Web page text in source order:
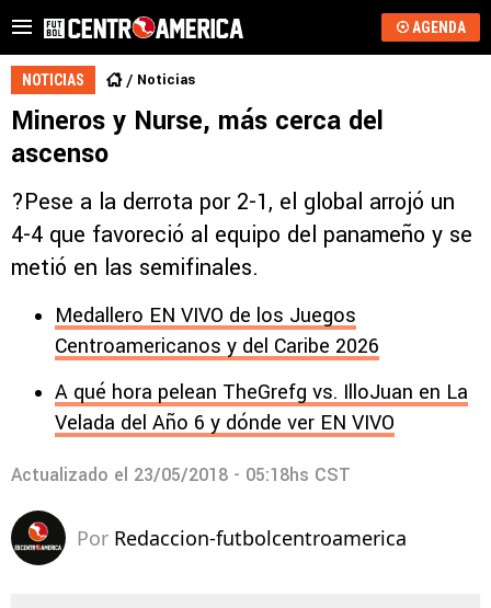
AGENDA
NOTICIAS Noticias
Mineros y Nurse, más cerca del
ascenso
?Pese a la derrota por 2-1, el global arrojó un
4-4 que favoreció al equipo del panameño y se
metió en las semifinales.
Medallero EN VIVO de los Juegos
Centroamericanos y del Caribe 2026
A qué hora pelean TheGrefg vs. IlloJuan en La
Velada del Año 6 y dónde ver EN VIVO
Actualizado el 23/05/2018 - 05:18hs CST
Por Redaccion-futbolcentroamerica